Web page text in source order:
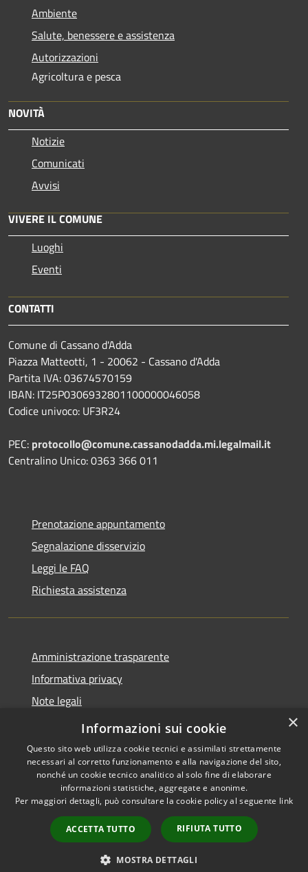
Ambiente
Salute, benessere e assistenza
Autorizzazioni
Agricoltura e pesca
NOVITÀ
Notizie
Comunicati
Avvisi
VIVERE IL COMUNE
Luoghi
Eventi
CONTATTI
Comune di Cassano d'Adda
Piazza Matteotti, 1 - 20062 - Cassano d'Adda
Partita IVA: 03674570159
IBAN: IT25P0306932801100000046058
Codice univoco: UF3R24
PEC: protocollo@comune.cassanodadda.mi.legalmail.it
Centralino Unico: 0363 366 011
Prenotazione appuntamento
Segnalazione disservizio
Leggi le FAQ
Richiesta assistenza
Amministrazione trasparente
Informativa privacy
Note legali
Dichiarazione di accessibilità
Accessibilità
Copyright © 2026 • Comune di
Cassano d'Adda • Powered by
Municipium•
Accesso
redazione
×
Informazioni sui cookie
Questo sito web utilizza cookie tecnici e assimilati strettamente
necessari al corretto funzionamento e alla navigazione del sito,
nonché un cookie tecnico analitico al solo fine di elaborare
informazioni statistiche, aggregate e anonime.
Per maggiori dettagli, può consultare la cookie policy al seguente link
ACCETTA TUTTO RIFIUTA TUTTO
MOSTRA DETTAGLI